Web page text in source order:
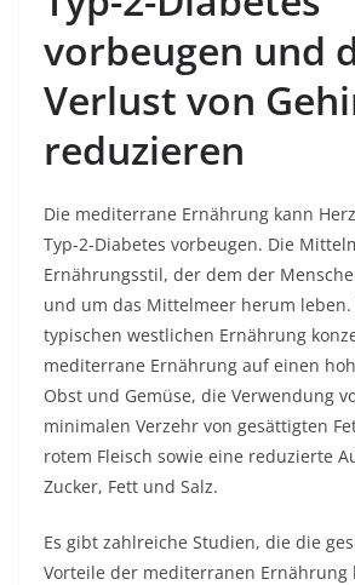
vorbeugen und
Verlust von
reduzieren
Die mediterrane Ernährung kann
Typ-2-Diabetes vorbeugen. Die
Ernährungsstil, der dem der
und um das Mittelmeer herum leben.
typischen westlichen Ernährung
mediterrane Ernährung auf einen
Obst und Gemüse, die Verwendung
minimalen Verzehr von gesättigten
rotem Fleisch sowie eine reduzierte
Zucker, Fett und Salz.
Es gibt zahlreiche Studien, die die
Vorteile der mediterranen Ernährung